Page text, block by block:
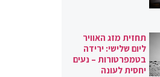
תחזית מזג האוויר
ליום שלישי: ירידה
בטמפרטורות – נעים
יחסית לעונה